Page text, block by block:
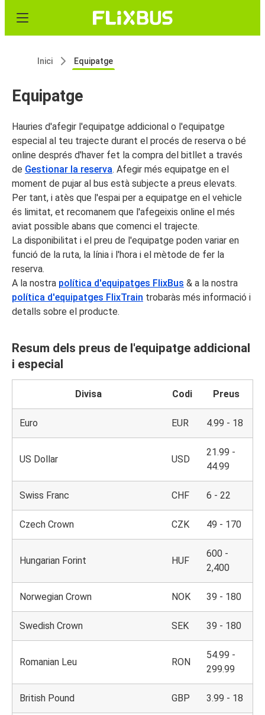
Inici Equipatge
Equipatge
Hauries d'afegir l'equipatge addicional o l'equipatge
especial al teu trajecte durant el procés de reserva o bé
online després d'haver fet la compra del bitllet a través
de Gestionar la reserva. Afegir més equipatge en el
moment de pujar al bus està subjecte a preus elevats.
Per tant, i atès que l'espai per a equipatge en el vehicle
és limitat, et recomanem que l'afegeixis online el més
aviat possible abans que comenci el trajecte.
La disponibilitat i el preu de l'equipatge poden variar en
funció de la ruta, la línia i l'hora i el mètode de fer la
reserva.
A la nostra política d'equipatges FlixBus & a la nostra
política d'equipatges FlixTrain trobaràs més informació i
detalls sobre el producte.
Resum dels preus de l'equipatge addicional
i especial
Divisa Codi Preus
Euro EUR 4.99 - 18
US Dollar USD
21.99 -
44.99
Swiss Franc CHF 6 - 22
Czech Crown CZK 49 - 170
Hungarian Forint HUF
600 -
2,400
Norwegian Crown NOK 39 - 180
Swedish Crown SEK 39 - 180
Romanian Leu RON
54.99 -
299.99
British Pound GBP 3.99 - 18